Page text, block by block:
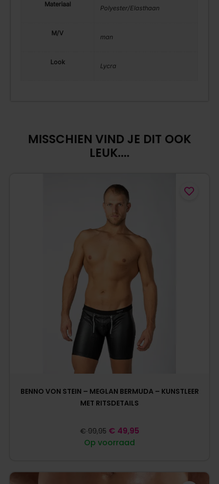
Materiaal
Polyester/Elasthaan
M/V
man
Look
Lycra
MISSCHIEN VIND JE DIT OOK
LEUK....
BENNO VON STEIN – MEGLAN BERMUDA – KUNSTLEER
MET RITSDETAILS
Op voorraad
€ 99,95 € 49,95